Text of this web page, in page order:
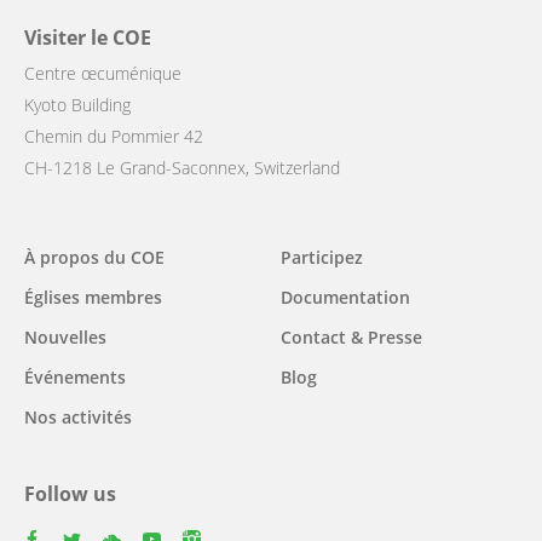
Visiter le COE
Centre œcuménique
Kyoto Building
Chemin du Pommier 42
CH-1218 Le Grand-Saconnex, Switzerland
Main
navigation
À propos du COE
Églises membres
Nouvelles
Événements
Nos activités
Participez
Documentation
Contact & Presse
Blog
Follow us